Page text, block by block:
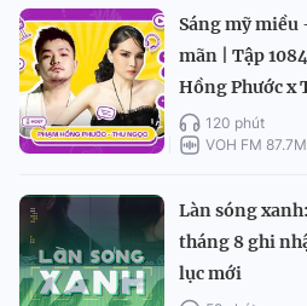
Sáng mỹ miều
mãn | Tập
Hồng Phước x
120 phút
VOH FM
Làn sóng
tháng 8 ghi
lục mới